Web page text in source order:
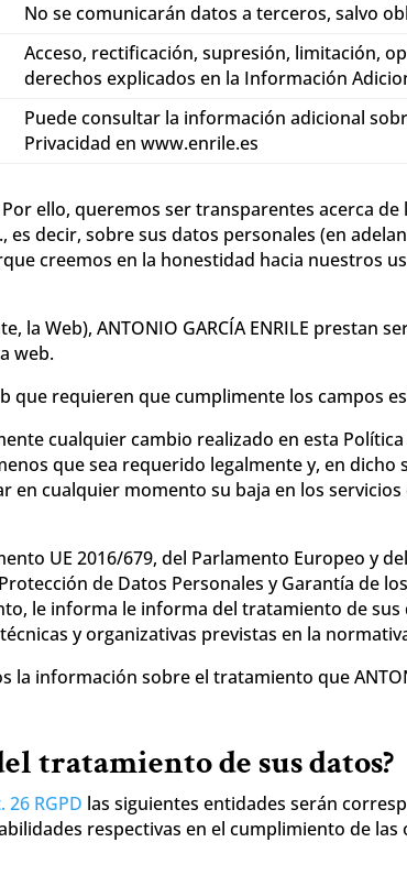
No se comunicarán datos a terceros, salvo
Acceso, rectificación, supresión, limitación,
derechos explicados en la Información
Puede consultar la información adicional
Privacidad en www.enrile.es
ello, queremos ser transparentes acerca
decir, sobre sus datos personales (en
creemos en la honestidad hacia nuestros
la Web), ANTONIO GARCÍA ENRILE prestan
web.
que requieren que cumplimente los campos
cualquier cambio realizado en esta
que sea requerido legalmente y, en dicho
cualquier momento su baja en los
UE 2016/679, del Parlamento Europeo y
de Datos Personales y Garantía de
le informa le informa del tratamiento de
y organizativas previstas en la
información sobre el tratamiento que
tratamiento de sus datos?
26 RGPD las siguientes entidades serán
respectivas en el cumplimiento de las